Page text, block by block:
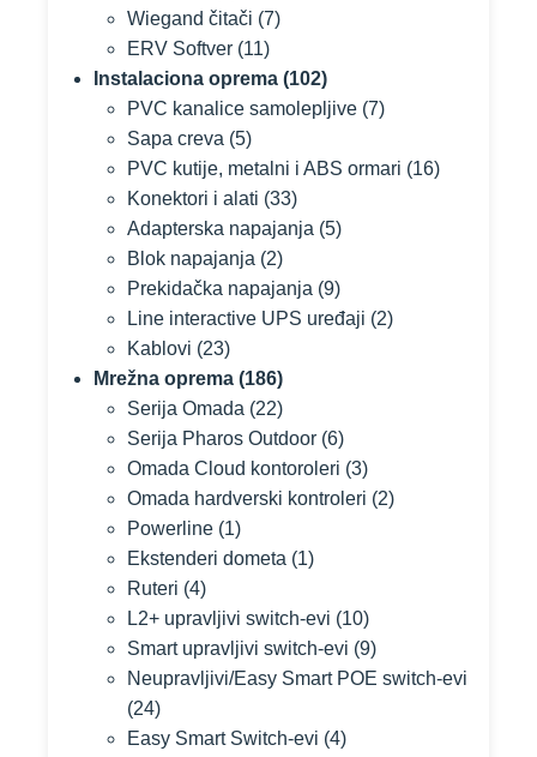
Wiegand čitači (7)
ERV Softver (11)
Instalaciona oprema (102)
PVC kanalice samolepljive (7)
Sapa creva (5)
PVC kutije, metalni i ABS ormari (16)
Konektori i alati (33)
Adapterska napajanja (5)
Blok napajanja (2)
Prekidačka napajanja (9)
Line interactive UPS uređaji (2)
Kablovi (23)
Mrežna oprema (186)
Serija Omada (22)
Serija Pharos Outdoor (6)
Omada Cloud kontoroleri (3)
Omada hardverski kontroleri (2)
Powerline (1)
Ekstenderi dometa (1)
Ruteri (4)
L2+ upravljivi switch-evi (10)
Smart upravljivi switch-evi (9)
Neupravljivi/Easy Smart POE switch-evi
(24)
Easy Smart Switch-evi (4)